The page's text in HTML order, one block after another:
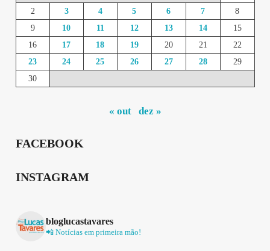
2
3 4 5 6 7
8
9
10 11 12 13 14
15
16
17 18 19 20 21
22
23
24 25 26 27 28
29
30
« out dez »
FACEBOOK
INSTAGRAM
bloglucastavares
📲 Notícias em primeira mão!